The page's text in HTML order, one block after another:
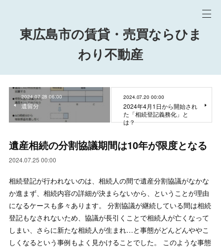
東広島市の賃貸・売買ならひま
わり不動産
2024.07.28 06:00
遺留分
2024.07.20 00:00
2024年4月1日から開始され
た「相続登記義務化」と
は？
遺産相続の分割協議期間は10年が限度となる
2024.07.25 00:00
相続登記が行われないのは、相続人の間で遺産分割協議がなかな
か進まず、相続内容の詳細が決まらないから、ということが理由
になるケースも多々あります。 分割協議が継続している間は相続
登記もなされないため、協議が長引くことで相続人が亡くなって
しまい、さらに新たな相続人が生まれ…と事態がどんどんややこ
しくなるという事例もよく見かけることでした。 このような事態